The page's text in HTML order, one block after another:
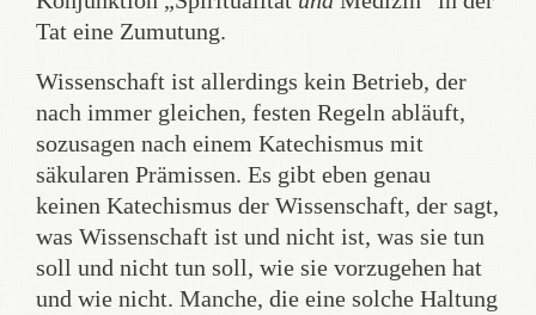
Tat eine Zumutung.
Wissenschaft ist allerdings kein Betrieb, der
nach immer gleichen, festen Regeln abläuft,
sozusagen nach einem Katechismus mit
säkularen Prämissen. Es gibt eben genau
keinen Katechismus der Wissenschaft, der sagt,
was Wissenschaft ist und nicht ist, was sie tun
soll und nicht tun soll, wie sie vorzugehen hat
und wie nicht. Manche, die eine solche Haltung